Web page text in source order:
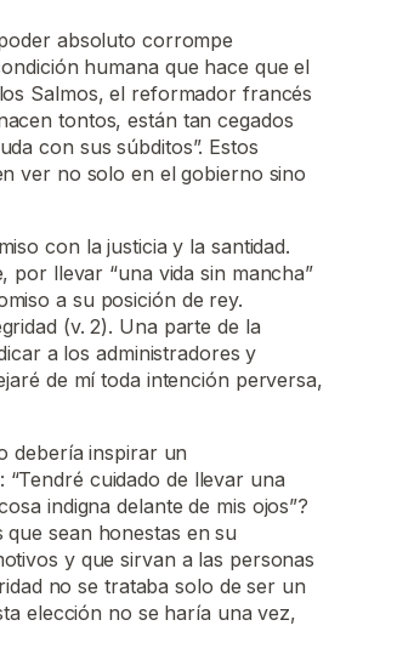
absoluto corrompe
humana que hace que el
Salmos, el reformador francés
tontos, están tan cegados
con sus súbditos”. Estos
ver no solo en el gobierno sino
con la justicia y la santidad.
por llevar “una vida sin mancha”
a su posición de rey.
(v. 2). Una parte de la
a los administradores y
de mí toda intención perversa,
debería inspirar un
cuidado de llevar una
indigna delante de mis ojos”?
que sean honestas en su
y que sirvan a las personas
no se trataba solo de ser un
elección no se haría una vez,